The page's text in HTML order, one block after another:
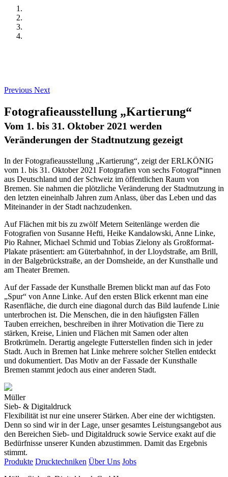
Previous Next
Fotografieausstellung „Kartierung“
Vom 1. bis 31. Oktober 2021 werden
Veränderungen der Stadtnutzung gezeigt
In der Fotografieausstellung „Kartierung“, zeigt der ERLKÖNIG
vom 1. bis 31. Oktober 2021 Fotografien von sechs Fotograf*innen
aus Deutschland und der Schweiz im öffentlichen Raum von
Bremen. Sie nahmen die plötzliche Veränderung der Stadtnutzung in
den letzten eineinhalb Jahren zum Anlass, über das Leben und das
Miteinander in der Stadt nachzudenken.
Auf Flächen mit bis zu zwölf Metern Seitenlänge werden die
Fotografien von Susanne Hefti, Heike Kandalowski, Anne Linke,
Pio Rahner, Michael Schmid und Tobias Zielony als Großformat-
Plakate präsentiert: am Güterbahnhof, in der Lloydstraße, am Brill,
in der Balgebrückstraße, an der Domsheide, an der Kunsthalle und
am Theater Bremen.
Auf der Fassade der Kunsthalle Bremen blickt man auf das Foto
„Spur“ von Anne Linke. Auf den ersten Blick erkennt man eine
Rasenfläche, die durch eine diagonal durch das Bild laufende Linie
unterbrochen ist. Die Menschen, die in den häufigsten Fällen
Tauben erreichen, beschreiben in ihrer Motivation die Tiere zu
stärken, Kreise, Linien und Flächen mit Samen oder alten
Brotkrümeln. Derartig angelegte Futterstellen finden sich in jeder
Stadt. Auch in Bremen hat Linke mehrere solcher Stellen entdeckt
und dokumentiert. Das Motiv an der Fassade der Kunsthalle
Bremen stammt jedoch aus einer anderen Stadt.
Müller
Sieb- & Digitaldruck
Flexibilität ist nur eine unserer Stärken. Aber eine der wichtigsten.
Denn so sind wir in der Lage, unser gesamtes Leistungsangebot aus
den Bereichen Sieb- und Digitaldruck sowie Service exakt auf die
Bedürfnisse unserer Kunden abzustimmen. Damit das Ergebnis
stimmt.
Produkte Drucktechniken Über Uns Jobs